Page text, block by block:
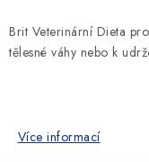
Brit Veterinární Dieta
tělesné váhy nebo k
Více informací